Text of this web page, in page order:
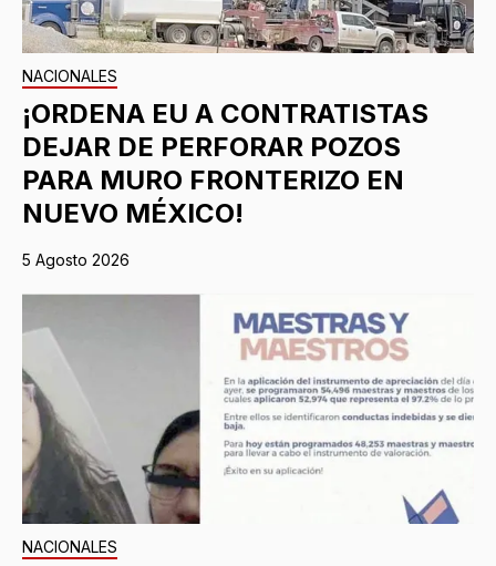
NACIONALES
¡ORDENA EU A CONTRATISTAS
DEJAR DE PERFORAR POZOS
PARA MURO FRONTERIZO EN
NUEVO MÉXICO!
5 Agosto 2026
NACIONALES